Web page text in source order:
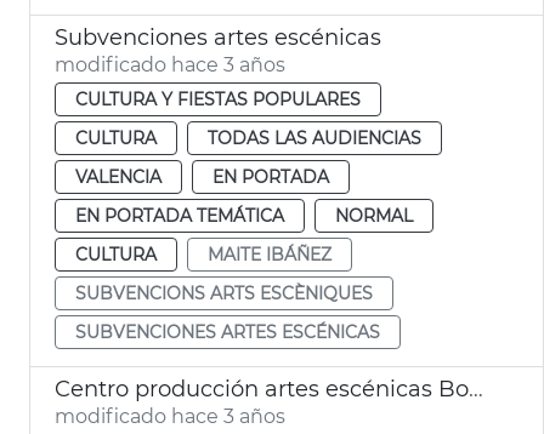
Subvenciones artes escénicas
modificado hace 3 años
CULTURA Y FIESTAS POPULARES
CULTURA
TODAS LAS AUDIENCIAS
VALENCIA
EN PORTADA
EN PORTADA TEMÁTICA
NORMAL
CULTURA
MAITE IBÁÑEZ
SUBVENCIONS ARTS ESCÈNIQUES
SUBVENCIONES ARTES ESCÉNICAS
Centro producción artes escénicas Bombalino
modificado hace 3 años